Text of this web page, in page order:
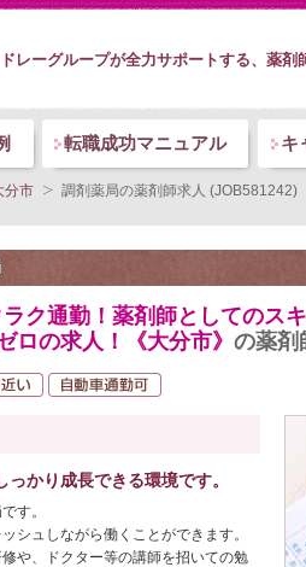
レーグループが全力サポートする、薬剤
転職成功マニュアル キ
分市 調剤薬局の薬剤師求人 (JOB581242)
ク通勤！薬剤師としてのス
の求人！《大分市》 の薬剤
かり成長できる環境です。
す。
シュしながら働くことができます。
や、ドクター等の講師を招いての勉